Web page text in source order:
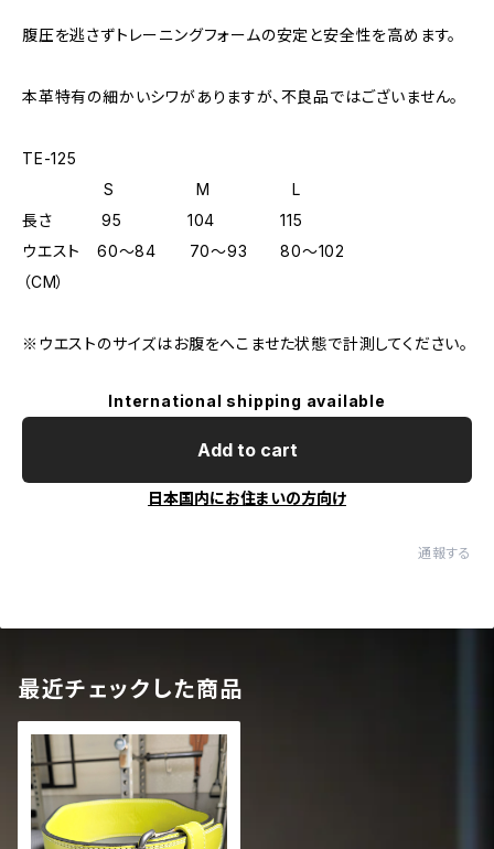
腹圧を逃さずトレーニングフォームの安定と安全性を高めます。
本革特有の細かいシワがありますが、不良品ではございません。
TE-125
S M L
長さ 95 104 115
ウエスト 60〜84 70〜93 80〜102
（CM）
※ウエストのサイズはお腹をへこませた状態で計測してください。
International shipping available
Add to cart
日本国内にお住まいの方向け
通報する
最近チェックした商品